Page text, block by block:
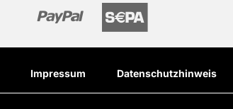
Impressum Datenschutzhinweis